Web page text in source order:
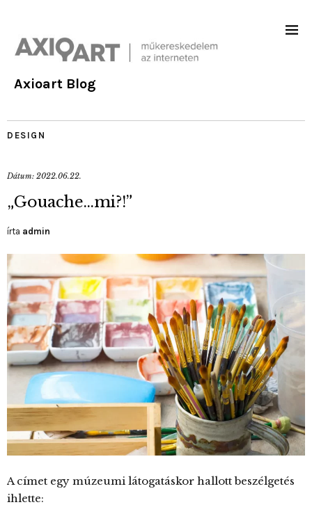
Axioart Blog
DESIGN
Dátum: 2022.06.22.
„Gouache…mi?!”
írta admin
A címet egy múzeumi látogatáskor hallott beszélgetés
ihlette: